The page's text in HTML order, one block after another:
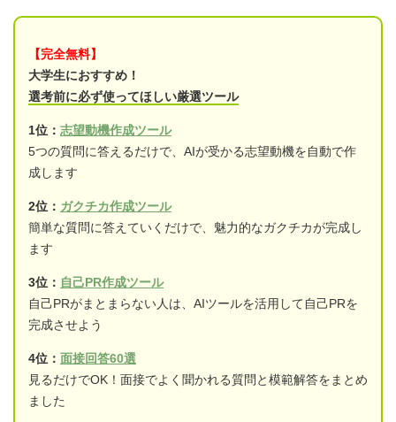
【完全無料】
大学生におすすめ！
選考前に必ず使ってほしい厳選ツール
1位： 志望動機作成ツール
5つの質問に答えるだけで、AIが受かる志望動機を自動で作
成します
2位： ガクチカ作成ツール
簡単な質問に答えていくだけで、魅力的なガクチカが完成し
ます
3位： 自己PR作成ツール
自己PRがまとまらない人は、AIツールを活用して自己PRを
完成させよう
4位： 面接回答60選
見るだけでOK！面接でよく聞かれる質問と模範解答をまとめ
ました